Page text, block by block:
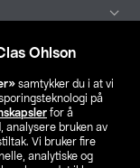
Ohlson
samtykker du i at vi
på
for å
analysere bruken av
Vi bruker fire
analytiske og